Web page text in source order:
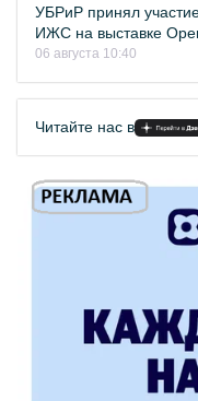
УБРиР принял
ИЖС на выставке
06 августа 10:40
Читайте нас в